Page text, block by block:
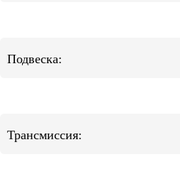
Подвеска:
Трансмиссия: